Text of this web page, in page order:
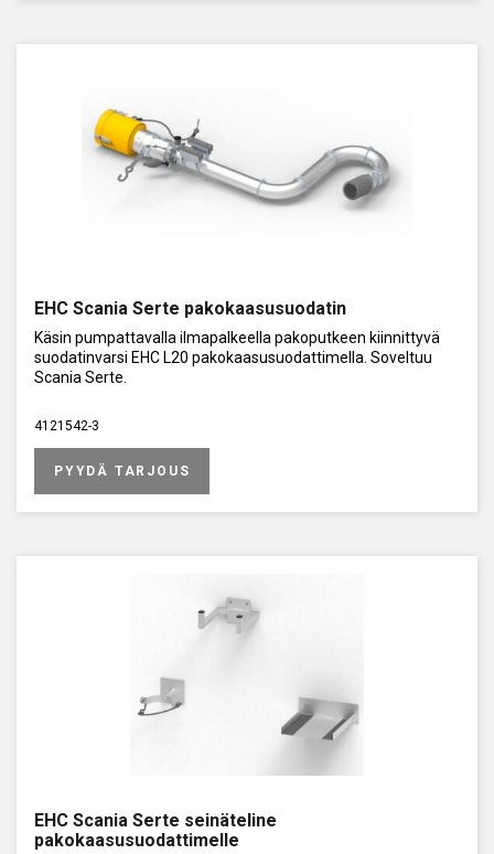
EHC Scania Serte pakokaasusuodatin
Käsin pumpattavalla ilmapalkeella pakoputkeen kiinnittyvä
suodatinvarsi EHC L20 pakokaasusuodattimella. Soveltuu
Scania Serte.
4121542-3
PYYDÄ TARJOUS
EHC Scania Serte seinäteline
pakokaasusuodattimelle